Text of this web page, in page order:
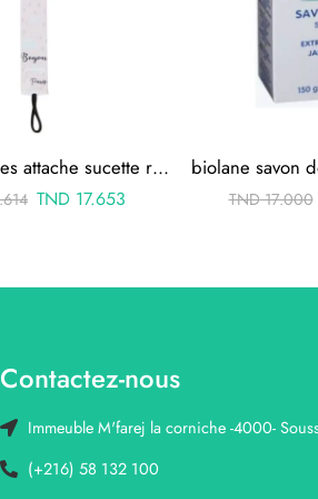
canpol babies attache sucette rose avec cli bonjour paris
TND 17.653 TND17.000
Contactez-nous
Immeuble M'farej la corniche -4000-
(+216) 58 132 100